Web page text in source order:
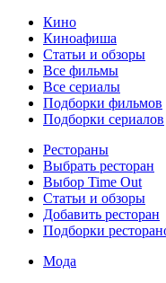
Кино
Киноафиша
Статьи и обзоры
Все фильмы
Все сериалы
Подборки фильмов
Подборки сериалов
Рестораны
Выбрать ресторан
Выбор Time Out
Статьи и обзоры
Добавить ресторан
Подборки
Мода